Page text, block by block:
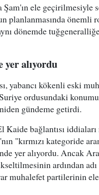
Şam'ın ele geçirilmesiyle
planlanmasında önemli
dönemde
yer alıyordu
yabancı kökenli eski
Suriye ordusundaki
gündeme getirdi.
bağlantısı
"kırmızı kategoride
yer alıyordu. Ancak
ardından
muhalefet partilerinin